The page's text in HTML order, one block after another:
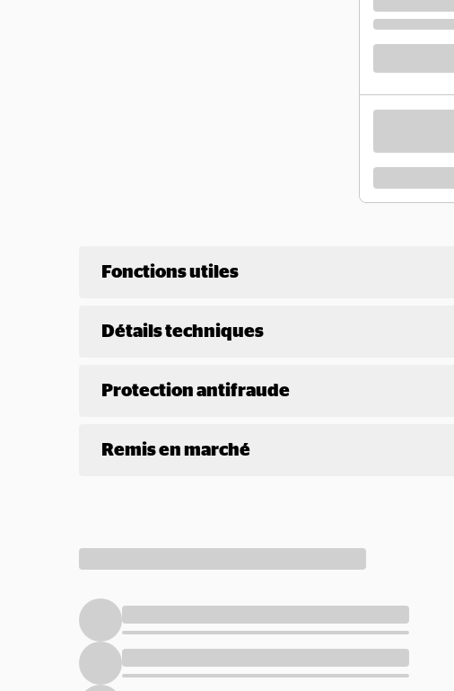
Fonctions utiles
Détails techniques
Protection antifraude
Remis en marché